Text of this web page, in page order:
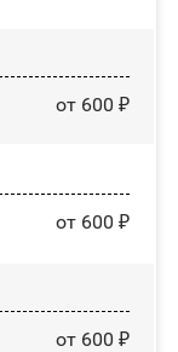
от 600 ₽
от 600 ₽
от 600 ₽